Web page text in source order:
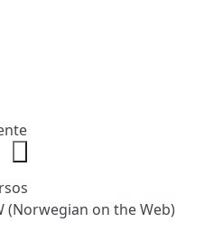
(Norwegian on the Web)